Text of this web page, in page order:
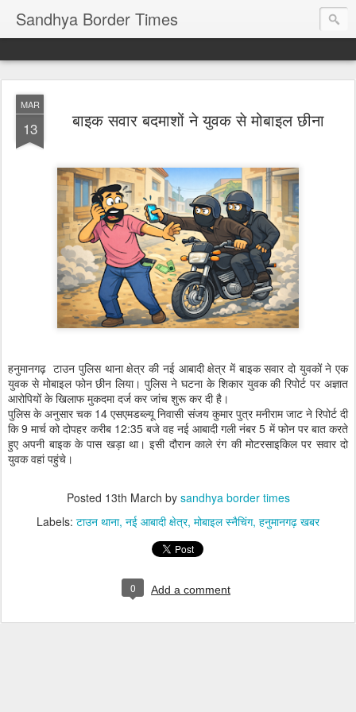
Sandhya Border Times
MAR
13 बाइक सवार बदमाशों ने युवक से मोबाइल छीना
हनुमानगढ़ टाउन पुलिस थाना क्षेत्र की नई आबादी क्षेत्र में बाइक सवार दो युवकों ने एक
युवक से मोबाइल फोन छीन लिया। पुलिस ने घटना के शिकार युवक की रिपोर्ट पर अज्ञात
आरोपियों के खिलाफ मुकदमा दर्ज कर जांच शुरू कर दी है।
पुलिस के अनुसार चक 14 एसएमडब्ल्यू निवासी संजय कुमार पुत्र मनीराम जाट ने रिपोर्ट दी
कि 9 मार्च को दोपहर करीब 12:35 बजे वह नई आबादी गली नंबर 5 में फोन पर बात करते
हुए अपनी बाइक के पास खड़ा था। इसी दौरान काले रंग की मोटरसाइकिल पर सवार दो
युवक वहां पहुंचे।
Posted 13th March by sandhya border times
Labels: टाउन थाना नई आबादी क्षेत्र मोबाइल स्नैचिंग हनुमानगढ़ खबर
0 Add a comment